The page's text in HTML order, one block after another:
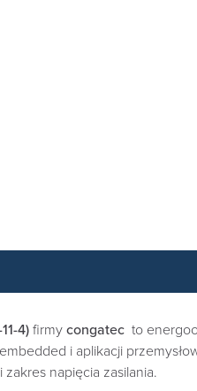
4) firmy congatec to
i aplikacji
zakres napięcia zasilania.